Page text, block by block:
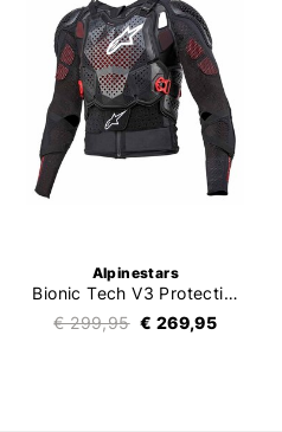
Alpinestars
Bionic Tech V3 Protection Jacket
€ 299,95 € 269,95